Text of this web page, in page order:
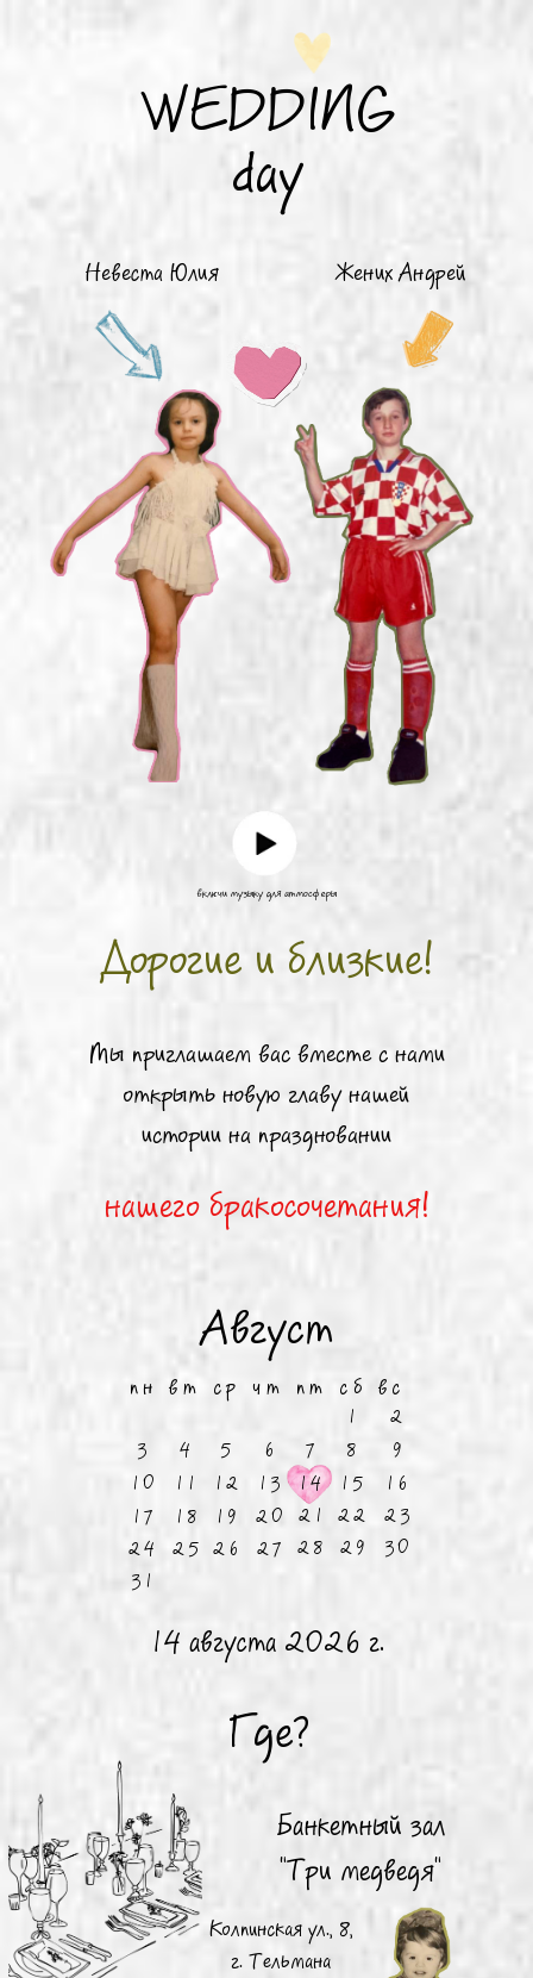
Жених Андрей
Невеста Юлия
WEDDING
day
Дорогие и близкие!
нашего бракосочетания!
Мы приглашаем вас вместе с нами
открыть новую главу нашей
истории на праздновании
включи музыку для атмосферы
1
12
11
10
9
8
7
6
5
4
2
15
13
20
18
17
16
22
21
27
26
25
23
3
29
28
31
30
Август
Где?
14 августа 2026 г.
Банкетный зал
"Три медведя"
Колпинская ул., 8,
г. Тельмана
пн вт ср чт пт сб вс
24
19
14